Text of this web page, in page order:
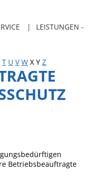
LEISTUNGEN -
T U V W X Y Z
Betriebsbeauftragte